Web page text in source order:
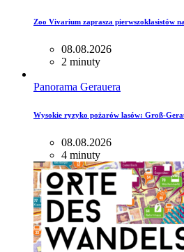
Zoo Vivarium zaprasza pierwszoklasistów
08.08.2026
2 minuty
Panorama Gerauera
Wysokie ryzyko pożarów lasów: Groß-
08.08.2026
4 minuty